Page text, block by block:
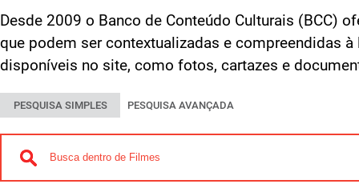
Desde 2009 o Banco de Conteúdo Culturais (BCC)
que podem ser contextualizadas e compreendidas
disponíveis no site, como fotos, cartazes e
PESQUISA SIMPLES PESQUISA AVANÇADA
FORMULÁRIO DE BUSCA